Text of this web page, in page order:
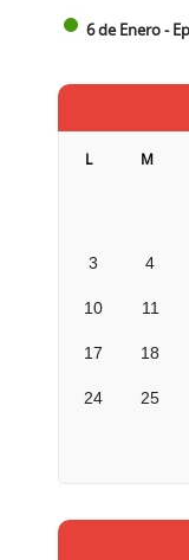
6 de Enero -
L M
3 4
10 11
17 18
24 25